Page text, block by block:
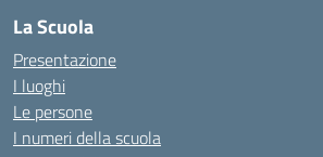
La Scuola
Presentazione
I luoghi
Le persone
I numeri della scuola